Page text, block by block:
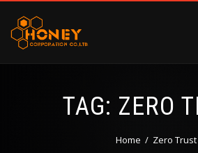
TAG: ZERO
Home Zero Trust